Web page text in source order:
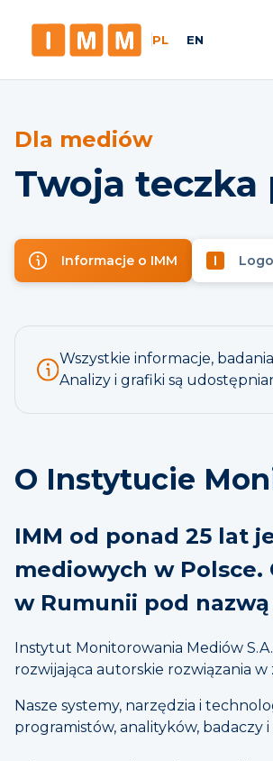
PL EN
Dla mediów
Twoja teczka
Informacje o IMM
Wszystkie informacje,
Analizy i grafiki są
O Instytucie
IMM od ponad 25 lat
mediowych w
w Rumunii pod nazwą
Instytut Monitorowania Mediów
rozwijająca autorskie rozwiązania
Nasze systemy, narzędzia i
programistów, analityków, badaczy